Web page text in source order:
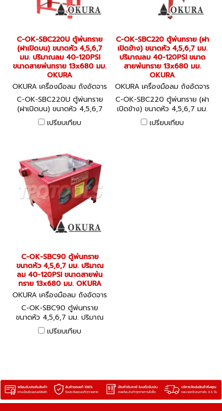
C-OK-SBC220U ตู้พ่นทราย
(ฝาเปิดบน) ขนาดหัว 4,5,6,7
มม. ปริมาณลม 40-120PSI
ขนาดสายพ่นทราย 13x680 มม.
OKURA
OKURA เครื่องมือลม ถังอัดจาร
บี อุปกรณ์งานลมต่างๆ C-OK-
SBC220U
C-OK-SBC220U ตู้พ่นทราย
(ฝาเปิดบน) ขนาดหัว 4,5,6,7
มม. ปริมาณลม 40-120PSI
ขนาดสายพ่นทราย 13x680 มม.
เปรียบเทียบ
C-OK-SBC220 ตู้พ่นทราย (ฝา
เปิดข้าง) ขนาดหัว 4,5,6,7 มม.
ปริมาณลม 40-120PSI ขนาด
สายพ่นทราย 13x680 มม.
OKURA
OKURA เครื่องมือลม ถังอัดจาร
บี อุปกรณ์งานลมต่างๆ C-OK-
SBC220
C-OK-SBC220 ตู้พ่นทราย (ฝา
เปิดข้าง) ขนาดหัว 4,5,6,7 มม.
ปริมาณลม 40-120PSI ขนาด
สายพ่นทราย 13x680 มม.
เปรียบเทียบ
C-OK-SBC90 ตู้พ่นทราย
ขนาดหัว 4,5,6,7 มม. ปริมาณ
ลม 40-120PSI ขนาดสายพ่น
ทราย 13x680 มม. OKURA
OKURA เครื่องมือลม ถังอัดจาร
บี อุปกรณ์งานลมต่างๆ C-OK-
SBC90
C-OK-SBC90 ตู้พ่นทราย
ขนาดหัว 4,5,6,7 มม. ปริมาณ
ลม 40-120PSI ขนาดสายพ่น
ทราย 13x680 มม. OKURA
เปรียบเทียบ